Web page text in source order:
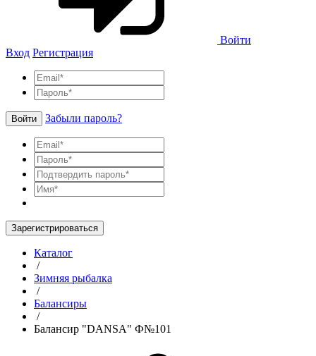
Войти
Вход Регистрация
Войти Забыли пароль?
Зарегистрироваться
Каталог
/
Зимняя рыбалка
/
Балансиры
/
Балансир "DANSA" Ф№101